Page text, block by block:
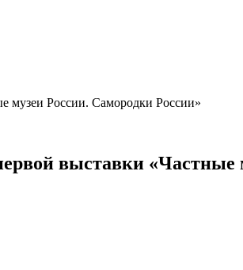
музеи России. Самородки России»
выставки